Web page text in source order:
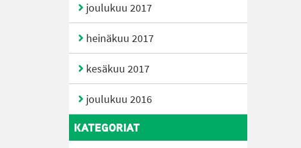
joulukuu 2017
heinäkuu 2017
kesäkuu 2017
joulukuu 2016
KATEGORIAT